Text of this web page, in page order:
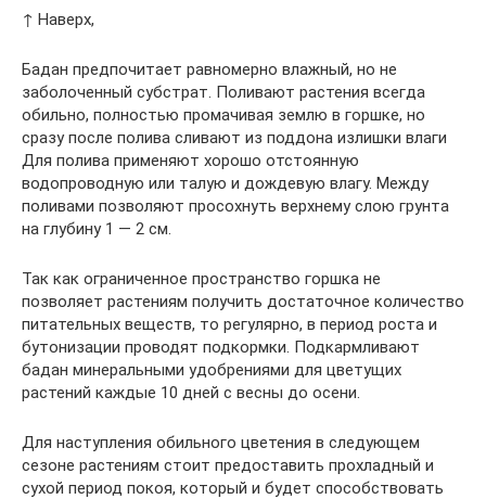
↑ Наверх,
Бадан предпочитает равномерно влажный, но не
заболоченный субстрат. Поливают растения всегда
обильно, полностью промачивая землю в горшке, но
сразу после полива сливают из поддона излишки влаги
Для полива применяют хорошо отстоянную
водопроводную или талую и дождевую влагу. Между
поливами позволяют просохнуть верхнему слою грунта
на глубину 1 — 2 см.
Так как ограниченное пространство горшка не
позволяет растениям получить достаточное количество
питательных веществ, то регулярно, в период роста и
бутонизации проводят подкормки. Подкармливают
бадан минеральными удобрениями для цветущих
растений каждые 10 дней с весны до осени.
Для наступления обильного цветения в следующем
сезоне растениям стоит предоставить прохладный и
сухой период покоя, который и будет способствовать